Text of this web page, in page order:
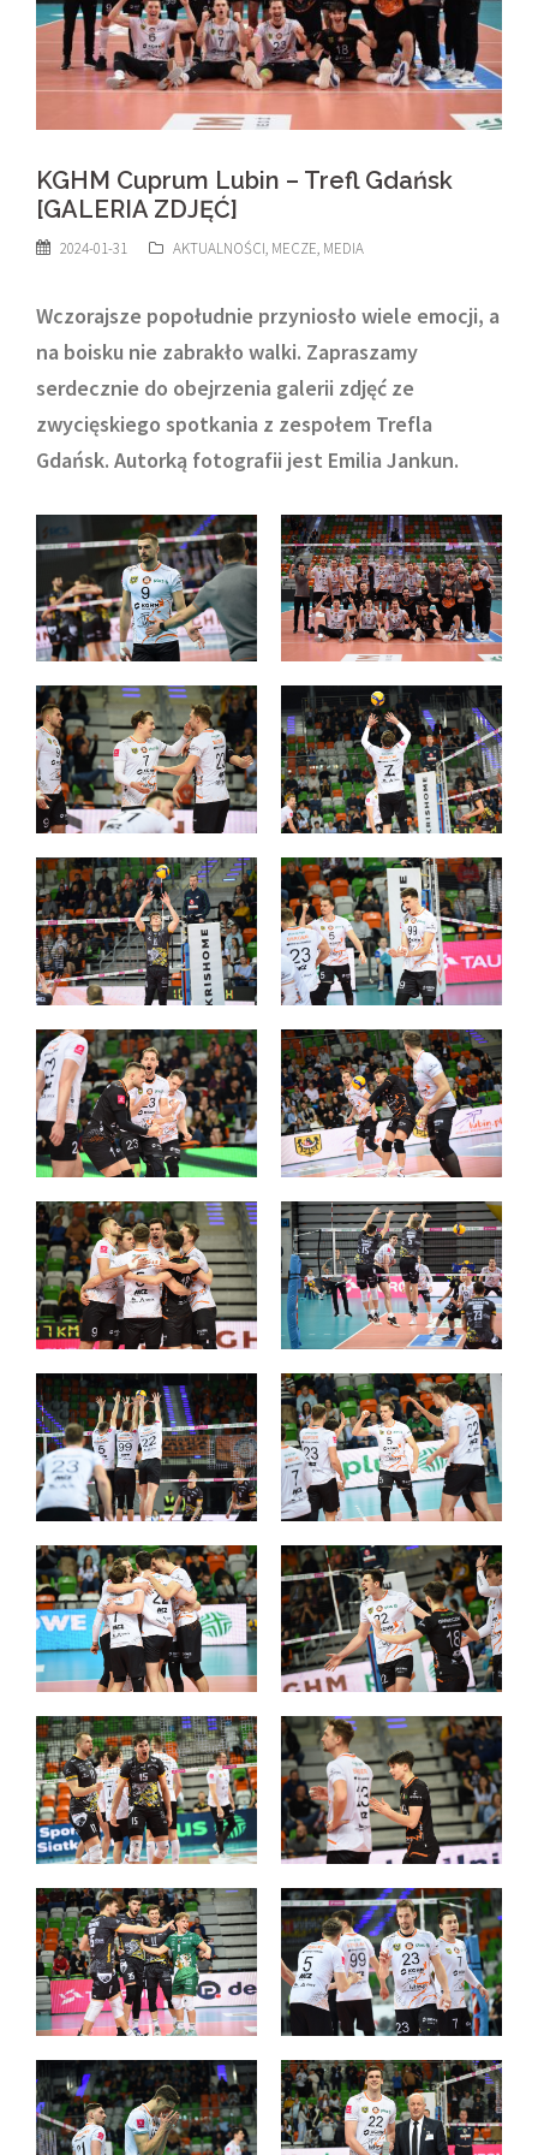
KGHM Cuprum Lubin – Trefl Gdańsk
[GALERIA ZDJĘĆ]
2024-01-31 AKTUALNOŚCI, MECZE, MEDIA
Wczorajsze popołudnie przyniosło wiele emocji, a
na boisku nie zabrakło walki. Zapraszamy
serdecznie do obejrzenia galerii zdjęć ze
zwycięskiego spotkania z zespołem Trefla
Gdańsk. Autorką fotografii jest Emilia Jankun.